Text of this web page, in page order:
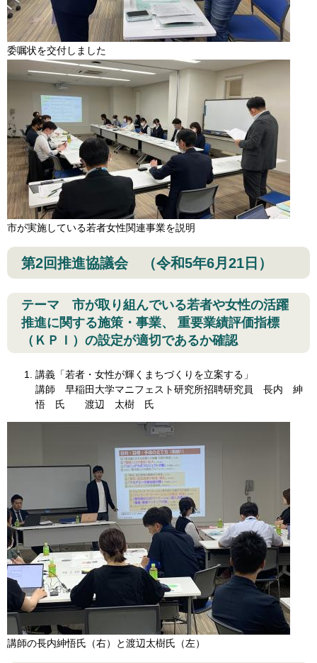
委嘱状を交付しました
市が実施している若者女性関連事業を説明
第2回推進協議会 （令和5年6月21日）
テーマ 市が取り組んでいる若者や女性の活躍
推進に関する施策・事業、 重要業績評価指標
（ＫＰＩ）の設定が適切であるか確認​
講義「若者・女性が輝くまちづくりを立案する」
講師 早稲田大学マニフェスト研究所招聘研究員 長内 紳
悟 氏 渡辺 太樹 氏
講師の長内紳悟氏（右）と渡辺太樹氏（左）